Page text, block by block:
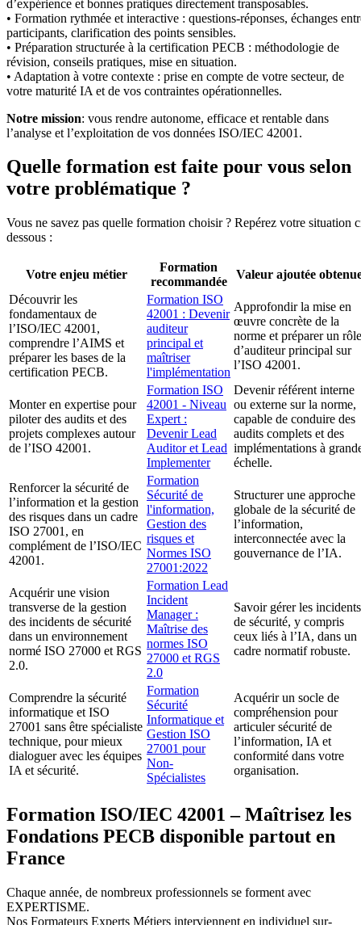
d’expérience et bonnes pratiques directement transposables.
• Formation rythmée et interactive : questions-réponses, échanges
participants, clarification des points sensibles.
• Préparation structurée à la certification PECB : méthodologie de
révision, conseils pratiques, mise en situation.
• Adaptation à votre contexte : prise en compte de votre secteur, de
votre maturité IA et de vos contraintes opérationnelles.
Notre mission: vous rendre autonome, efficace et rentable dans
l’analyse et l’exploitation de vos données ISO/IEC 42001.
Quelle formation est faite pour vous selon
votre problématique ?
Vous ne savez pas quelle formation choisir ? Repérez votre situation
dessous :
Votre enjeu métier
Formation
recommandée
Valeur ajoutée
Découvrir les
fondamentaux de
l’ISO/IEC 42001,
comprendre l’AIMS et
préparer les bases de la
certification PECB.
Formation ISO
42001 : Devenir
auditeur
principal et
maîtriser
l'implémentation
Approfondir la mise en
œuvre concrète de la
norme et préparer un rôle
d’auditeur principal sur
l’ISO 42001.
Monter en expertise pour
piloter des audits et des
projets complexes autour
de l’ISO 42001.
Formation ISO
42001 - Niveau
Expert :
Devenir Lead
Auditor et Lead
Implementer
Devenir référent interne
ou externe sur la norme,
capable de conduire des
audits complets et des
implémentations à
échelle.
Renforcer la sécurité de
l’information et la gestion
des risques dans un cadre
ISO 27001, en
complément de l’ISO/IEC
42001.
Formation
Sécurité de
l'information,
Gestion des
risques et
Normes ISO
27001:2022
Structurer une approche
globale de la sécurité de
l’information,
interconnectée avec la
gouvernance de l’IA.
Acquérir une vision
transverse de la gestion
des incidents de sécurité
dans un environnement
normé ISO 27000 et RGS
2.0.
Formation Lead
Incident
Manager :
Maîtrise des
normes ISO
27000 et RGS
2.0
Savoir gérer les incidents
de sécurité, y compris
ceux liés à l’IA, dans un
cadre normatif robuste.
Comprendre la sécurité
informatique et ISO
27001 sans être spécialiste
technique, pour mieux
dialoguer avec les équipes
IA et sécurité.
Formation
Sécurité
Informatique et
Gestion ISO
27001 pour
Non-
Spécialistes
Acquérir un socle de
compréhension pour
articuler sécurité de
l’information, IA et
conformité dans votre
organisation.
Formation ISO/IEC 42001 – Maîtrisez les
Fondations PECB disponible partout en
France
Chaque année, de nombreux professionnels se forment avec
EXPERTISME.
Nos Formateurs Experts Métiers interviennent en individuel sur-